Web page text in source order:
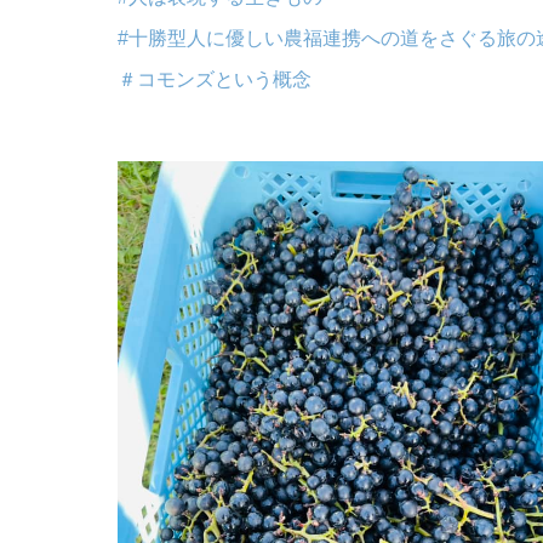
#十勝型人に優しい農福連携への道をさぐる旅の
＃コモンズという概念